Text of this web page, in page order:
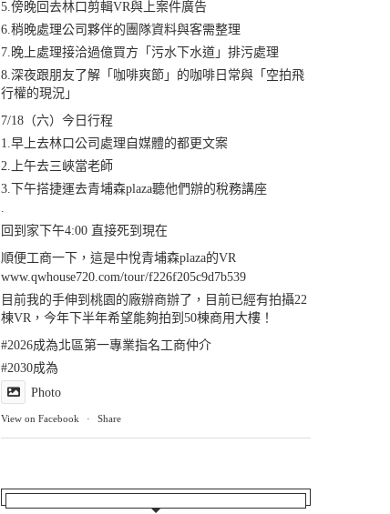
5.傍晚回去林口剪輯VR與上案件廣告
6.稍晚處理公司夥伴的團隊資料與客需整理
7.晚上處理接洽過億買方「污水下水道」排污處理
8.深夜跟朋友了解「咖啡爽節」的咖啡日常與「空拍飛
行權的現況」
7/18（六）今日行程
1.早上去林口公司處理自媒體的都更文案
2.上午去三峽當老師
3.下午搭捷運去青埔森plaza聽他們辦的稅務講座
.
回到家下午4:00 直接死到現在
順便工商一下，這是中悅青埔森plaza的VR
www.qwhouse720.com/tour/f226f205c9d7b539
目前我的手伸到桃園的廠辦商辦了，目前已經有拍攝22
棟VR，今年下半年希望能夠拍到50棟商用大樓！
#2026成為北區第一專業指名工商仲介
#2030成為
Photo
View on Facebook · Share